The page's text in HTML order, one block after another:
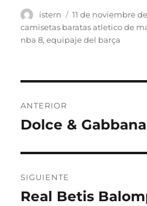
Autor
istern
Publicado
el
11 de noviembre de
camisetas baratas atletico de
nba 8,equipaje del barça
de
ANTERIOR
Entrada
Dolce & Gabbana
SIGUIENTE
Entrada
Real Betis